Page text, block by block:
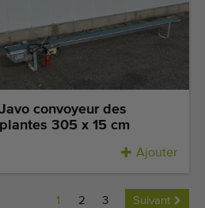
Javo convoyeur des
plantes 305 x 15 cm
Ajouter
1 2 3 Suivant